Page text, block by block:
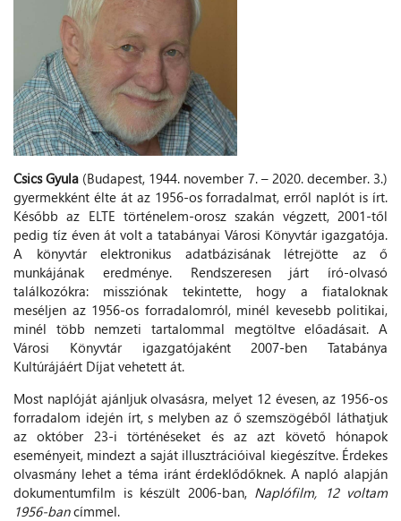
Csics Gyula (Budapest, 1944. november 7. – 2020. december. 3.)
gyermekként élte át az 1956-os forradalmat, erről naplót is írt.
Később az ELTE történelem-orosz szakán végzett, 2001-től
pedig tíz éven át volt a tatabányai Városi Könyvtár igazgatója.
A könyvtár elektronikus adatbázisának létrejötte az ő
munkájának eredménye. Rendszeresen járt író-olvasó
találkozókra: missziónak tekintette, hogy a fiataloknak
meséljen az 1956-os forradalomról, minél kevesebb politikai,
minél több nemzeti tartalommal megtöltve előadásait. A
Városi Könyvtár igazgatójaként 2007-ben Tatabánya
Kultúrájáért Díjat vehetett át.
Most naplóját ajánljuk olvasásra, melyet 12 évesen, az 1956-os
forradalom idején írt, s melyben az ő szemszögéből láthatjuk
az október 23-i történéseket és az azt követő hónapok
eseményeit, mindezt a saját illusztrációival kiegészítve. Érdekes
olvasmány lehet a téma iránt érdeklődőknek. A napló alapján
dokumentumfilm is készült 2006-ban, Naplófilm, 12 voltam
1956-bancímmel.